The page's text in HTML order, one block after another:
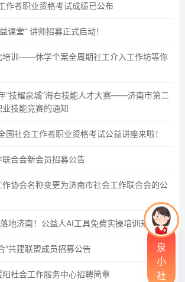
作者职业资格考试成绩已公布
课堂” 讲师招募正式启动！
培训——休学个案全周期社工介入工作坊等你
“技耀泉城”海右技能人才大赛——济南市第二
技能竞赛的通知
国社会工作者职业资格考试公益讲座来啦！
合会新会员招募公告
协会名称变更为济南市社会工作联合会的公
地济南！公益人AI工具免费实操培训来啦
”共建联盟成员招募公告
社会工作服务中心招聘简章
泉
小
社